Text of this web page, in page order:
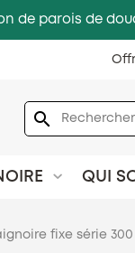
de parois de
search
QUI
fixe série 300